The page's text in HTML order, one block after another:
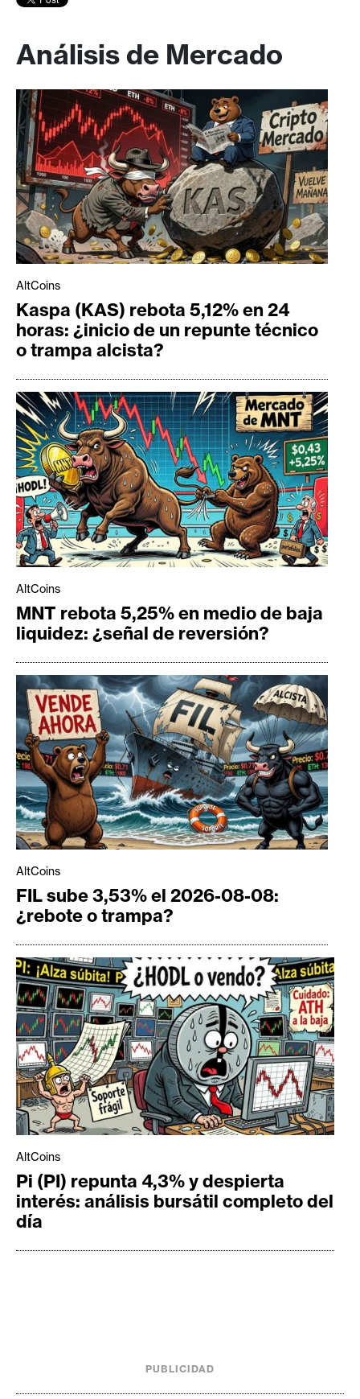
Análisis de Mercado
AltCoins
Kaspa (KAS) rebota 5,12% en 24
horas: ¿inicio de un repunte técnico
o trampa alcista?
AltCoins
MNT rebota 5,25% en medio de baja
liquidez: ¿señal de reversión?
AltCoins
FIL sube 3,53% el 2026-08-08:
¿rebote o trampa?
AltCoins
Pi (PI) repunta 4,3% y despierta
interés: análisis bursátil completo del
día
PUBLICIDAD